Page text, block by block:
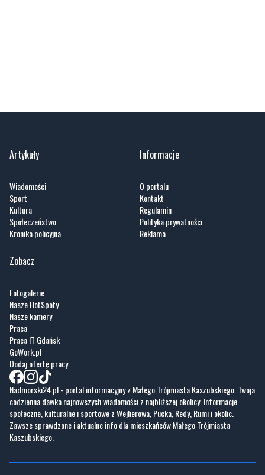
Artykuły
Wiadomości
Sport
Kultura
Społeczeństwo
Kronika policyjna
Informacje
O portalu
Kontakt
Regulamin
Polityka prywatności
Reklama
Zobacz
Fotogalerie
Nasze HotSpoty
Nasze kamery
Praca
Praca IT Gdańsk
GoWork.pl
Dodaj ofertę pracy
Nadmorski24.pl - portal informacyjny z Małego Trójmiasta Kaszubskiego. Twoja
codzienna dawka najnowszych wiadomości z najbliższej okolicy. Informacje
społeczne, kulturalne i sportowe z Wejherowa, Pucka, Redy, Rumi i okolic.
Zawsze sprawdzone i aktualne info dla mieszkańców Małego Trójmiasta
Kaszubskiego.